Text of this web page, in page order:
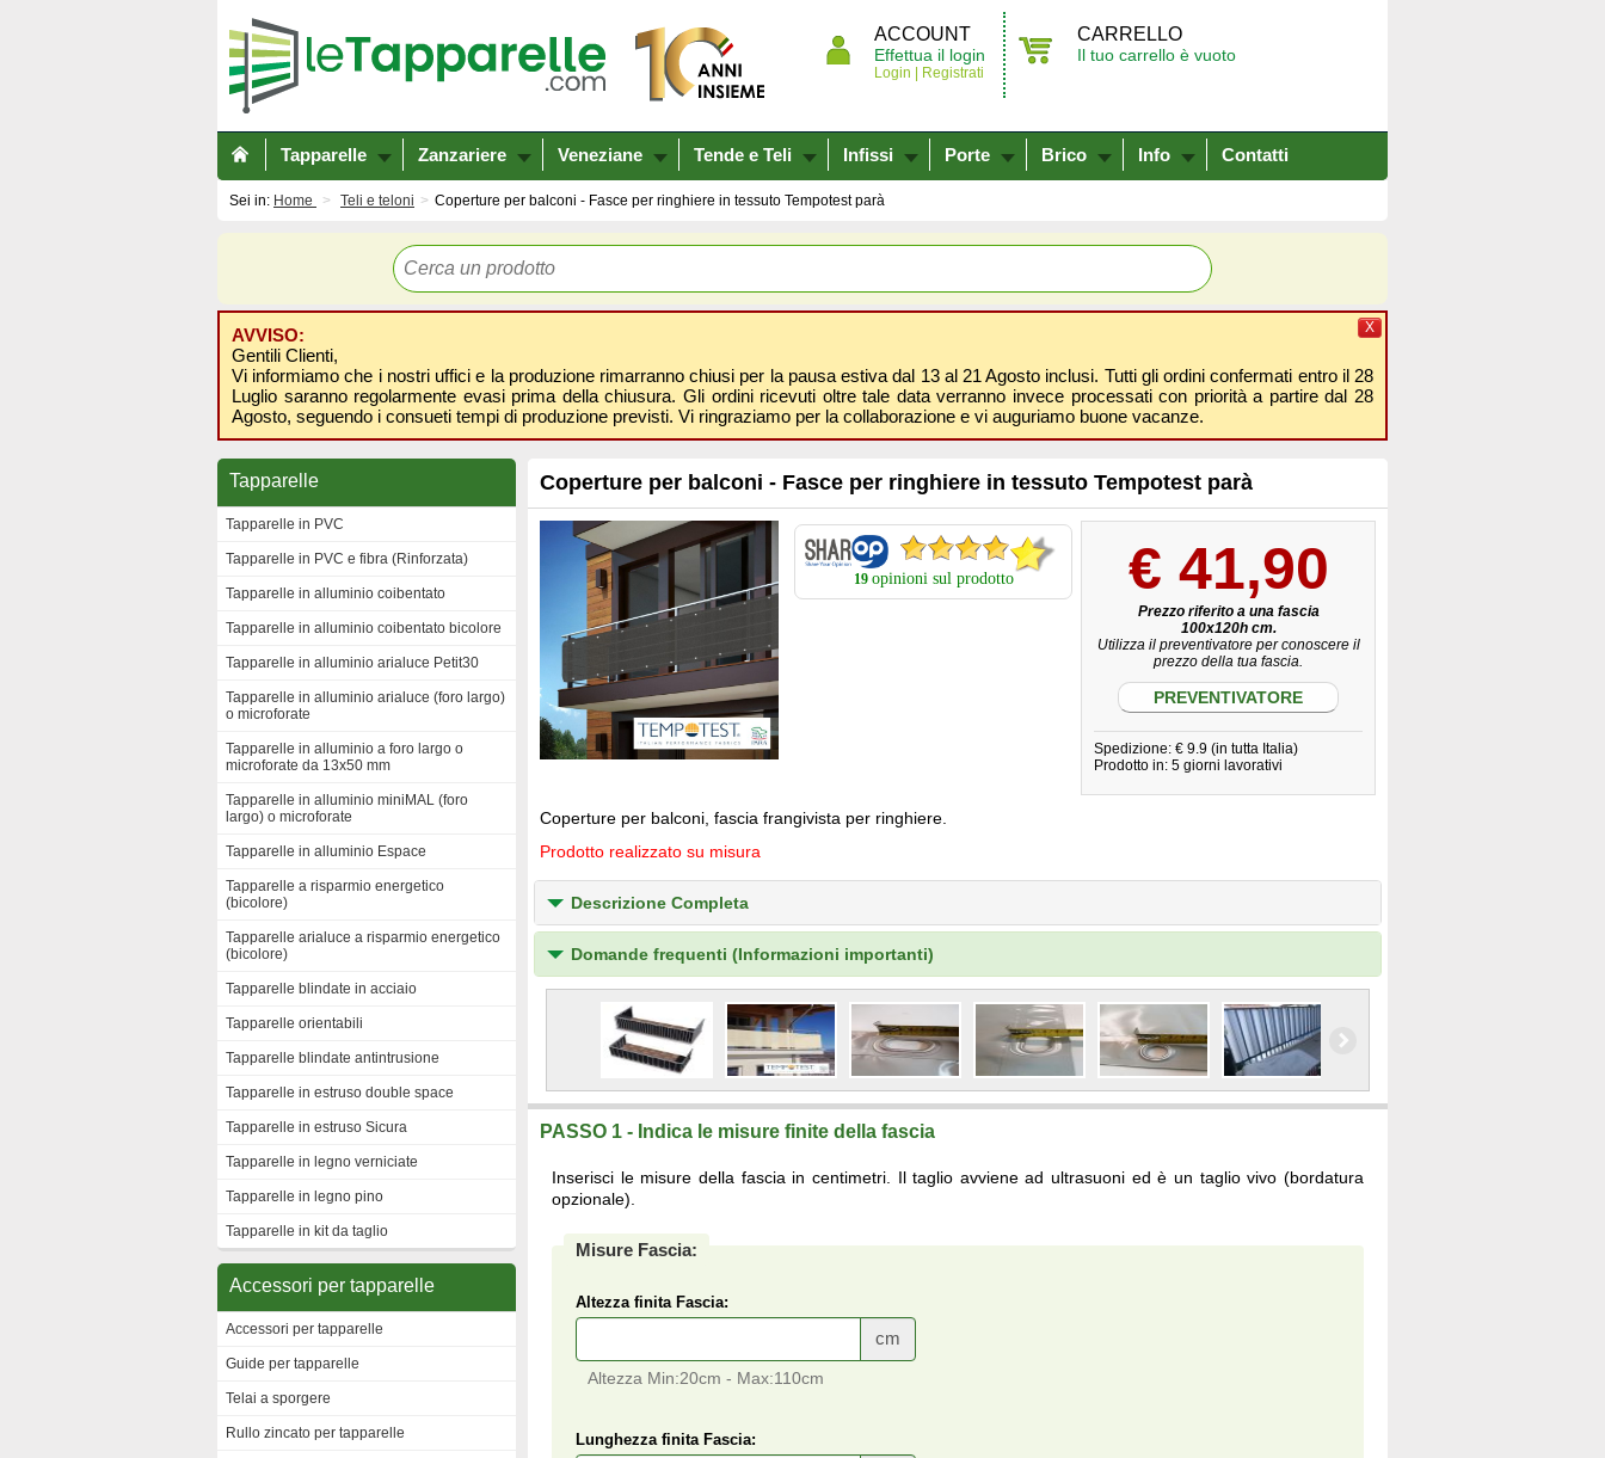
ACCOUNT
Effettua il login
Login | Registrati
CARRELLO
Il tuo carrello è vuoto
Tapparelle Zanzariere Veneziane Tende e Teli Infissi Porte Brico Info Contatti
Sei in: Home Teli e teloni Coperture per balconi - Fasce per ringhiere in tessuto Tempotest parà
AVVISO:
Gentili Clienti,
Vi informiamo che i nostri uffici e la produzione rimarranno chiusi per la pausa estiva dal 13 al 21 Agosto inclusi. Tutti gli ordini confermati entro il 28
Luglio saranno regolarmente evasi prima della chiusura. Gli ordini ricevuti oltre tale data verranno invece processati con priorità a partire dal 28
Agosto, seguendo i consueti tempi di produzione previsti. Vi ringraziamo per la collaborazione e vi auguriamo buone vacanze.
X
Tapparelle
Tapparelle in PVC
Tapparelle in PVC e fibra (Rinforzata)
Tapparelle in alluminio coibentato
Tapparelle in alluminio coibentato bicolore
Tapparelle in alluminio arialuce Petit30
Tapparelle in alluminio arialuce (foro largo)
o microforate
Tapparelle in alluminio a foro largo o
microforate da 13x50 mm
Tapparelle in alluminio miniMAL (foro
largo) o microforate
Tapparelle in alluminio Espace
Tapparelle a risparmio energetico
(bicolore)
Tapparelle arialuce a risparmio energetico
(bicolore)
Tapparelle blindate in acciaio
Tapparelle orientabili
Tapparelle blindate antintrusione
Tapparelle in estruso double space
Tapparelle in estruso Sicura
Tapparelle in legno verniciate
Tapparelle in legno pino
Tapparelle in kit da taglio
Accessori per tapparelle
Accessori per tapparelle
Guide per tapparelle
Telai a sporgere
Rullo zincato per tapparelle
Coperture per balconi - Fasce per ringhiere in tessuto Tempotest parà
19 opinioni sul prodotto € 41,90
Prezzo riferito a una fascia
100x120h cm.
Utilizza il preventivatore per conoscere il
prezzo della tua fascia.
PREVENTIVATORE
Spedizione: € 9.9 (in tutta Italia)
Prodotto in: 5 giorni lavorativi
Coperture per balconi, fascia frangivista per ringhiere.
Prodotto realizzato su misura
Descrizione Completa
Domande frequenti (Informazioni importanti)
PASSO 1 - Indica le misure finite della fascia
Inserisci le misure della fascia in centimetri. Il taglio avviene ad ultrasuoni ed è un taglio vivo (bordatura
opzionale).
Misure Fascia:
Altezza finita Fascia:
cm
Altezza Min:20cm - Max:110cm
Lunghezza finita Fascia: